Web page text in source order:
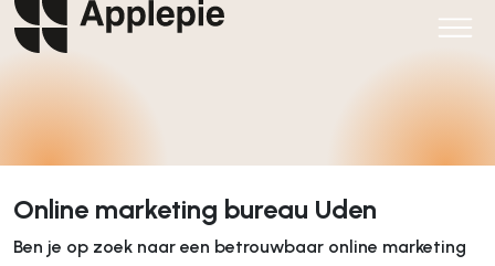
Online marketing bureau Uden
Ben je op zoek naar een betrouwbaar online marketing